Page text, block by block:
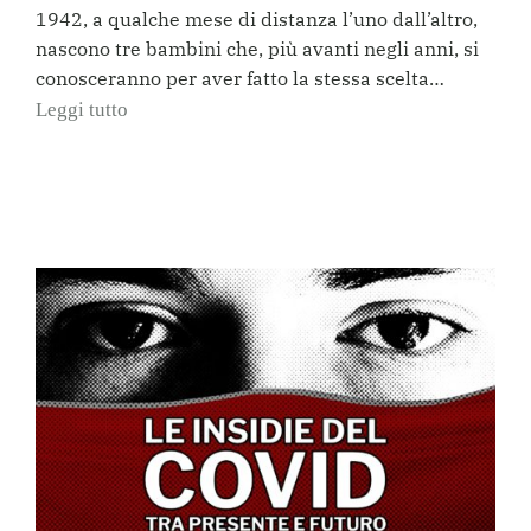
1942, a qualche mese di distanza l’uno dall’altro,
nascono tre bambini che, più avanti negli anni, si
conosceranno per aver fatto la stessa scelta…
Leggi tutto